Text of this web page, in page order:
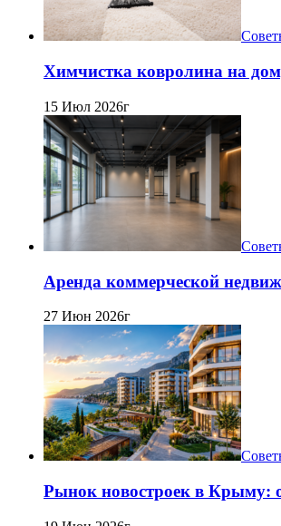
Химчистка ковролина на
15 Июл 2026г
Аренда коммерческой
27 Июн 2026г
Рынок новостроек в Крыму: